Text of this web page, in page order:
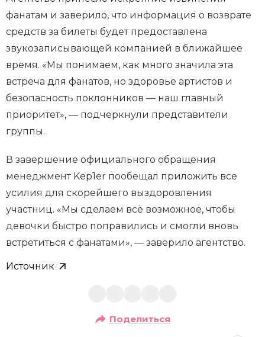
фанатам и заверило, что информация о возврате
средств за билеты будет предоставлена
звукозаписывающей компанией в ближайшее
время. «Мы понимаем, как много значила эта
встреча для фанатов, но здоровье артистов и
безопасность поклонников — наш главный
приоритет», — подчеркнули представители
группы.
В завершение официального обращения
менеджмент Kep1er пообещал приложить все
усилия для скорейшего выздоровления
участниц. «Мы сделаем всё возможное, чтобы
девочки быстро поправились и смогли вновь
встретиться с фанатами», — заверило агентство.
Источник
Поделиться